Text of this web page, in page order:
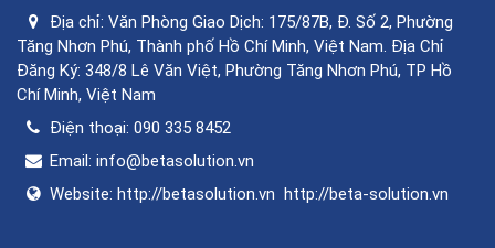
Địa chỉ: Văn Phòng Giao Dịch: 175/87B, Đ. Số 2, Phường
Tăng Nhơn Phú, Thành phố Hồ Chí Minh, Việt Nam. Địa Chỉ
Đăng Ký: 348/8 Lê Văn Việt, Phường Tăng Nhơn Phú, TP Hồ
Chí Minh, Việt Nam
Điện thoại: 090 335 8452
Email: info@betasolution.vn
Website: http://betasolution.vn http://beta-solution.vn